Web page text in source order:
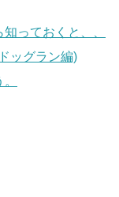
っておくと、、
ッグラン編)